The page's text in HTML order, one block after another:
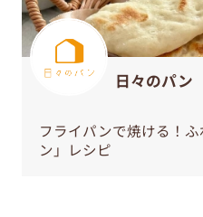
日々のパン
フライパンで焼ける！
ン」レシピ